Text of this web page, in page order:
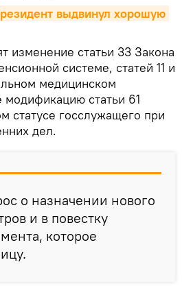
выдвинул хорошую
изменение статьи 33 Закона
системе, статей 11 и
медицинском
модификацию статьи 61
статусе госслужащего при
дел.
о назначении нового
и в повестку
которое